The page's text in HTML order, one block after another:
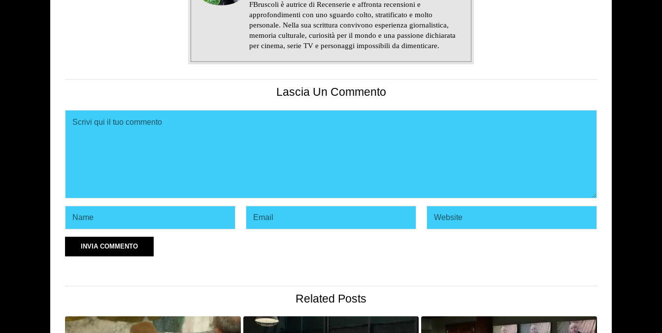
FBruscoli è autrice di Recenserie e affronta recensioni e
approfondimenti con uno sguardo colto, stratificato e molto
personale. Nella sua scrittura convivono esperienza giornalistica,
memoria culturale, curiosità per il mondo e una passione dichiarata
per cinema, serie TV e personaggi impossibili da dimenticare.
Lascia Un Commento
Related Posts